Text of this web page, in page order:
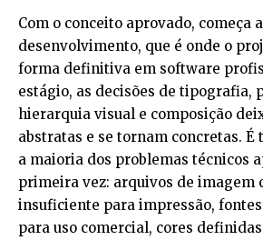
Com o conceito aprovado, começa
desenvolvimento, que é onde o
forma definitiva em software
estágio, as decisões de tipografia,
hierarquia visual e composição
abstratas e se tornam concretas. É
a maioria dos problemas técnicos
primeira vez: arquivos de imagem
insuficiente para impressão,
para uso comercial, cores